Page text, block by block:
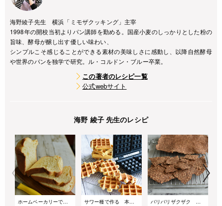
海野綾子先生 横浜「ミモザクッキング」主宰
1998年の開校当初よりパン講師を勤める。国産小麦のしっかりとした粉の
旨味、酵母が醸し出す優しい味わい、
シンプルこそ感じることができる素材の美味しさに感動し、以降自然酵母
や世界のパンを独学で研究。ル・コルドン・ブルー卒業。
この著者のレシピ一覧
公式webサイト
海野 綾子 先生のレシピ
ホームベーカリーで作る!ふんわりやわらか生食パン風ブリオッシュ食パン サワー種で作る 本格ベルギーワッフル バリバリザクザク クリスピー食感 やみつきクネッケブロート